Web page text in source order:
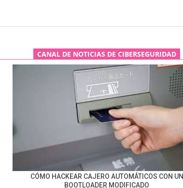
CANAL DE NOTICIAS DE CIBERSEGURIDAD
CÓMO HACKEAR CAJERO AUTOMÁTICOS CON UN
BOOTLOADER MODIFICADO